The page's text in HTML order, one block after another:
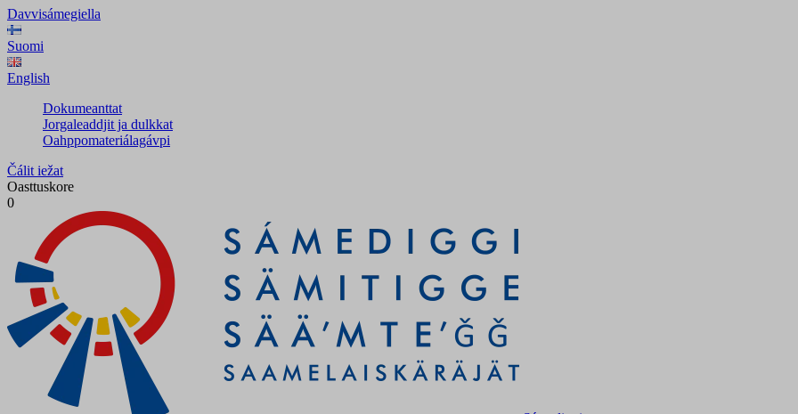
Davvisámegiella
Suomi
English
Dokumeanttat
Jorgaleaddjit ja dulkkat
Oahppomateriálagávpi
Čálit iežat
Oasttuskore
0